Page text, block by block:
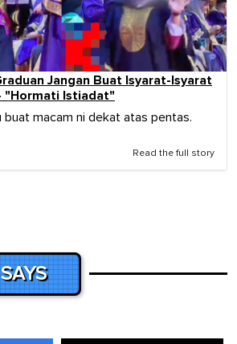
Jangan Buat Isyarat-Isyarat
"Hormati Istiadat"
buat macam ni dekat atas pentas.
Read the full story